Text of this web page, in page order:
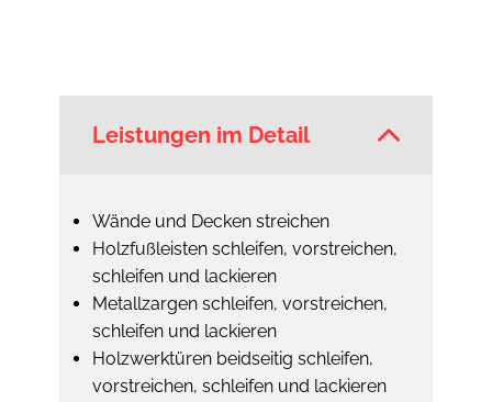
Leistungen im Detail
Wände und Decken streichen
Holzfußleisten schleifen, vorstreichen,
schleifen und lackieren
Metallzargen schleifen, vorstreichen,
schleifen und lackieren
Holzwerktüren beidseitig schleifen,
vorstreichen, schleifen und lackieren